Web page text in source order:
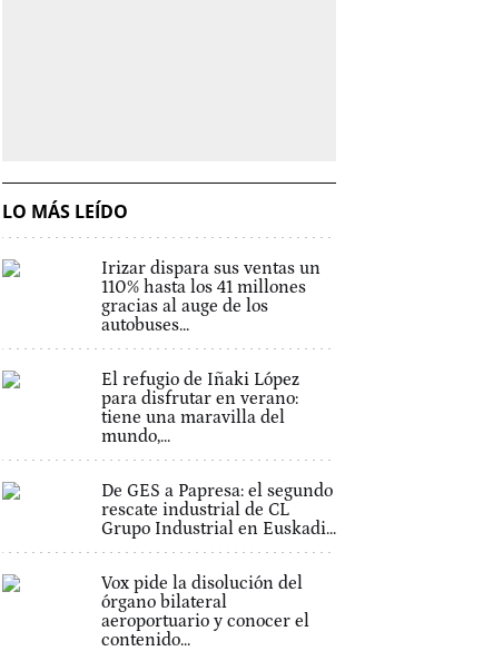
LO MÁS LEÍDO
Irizar dispara sus ventas un
110% hasta los 41 millones
gracias al auge de los
autobuses...
El refugio de Iñaki López
para disfrutar en verano:
tiene una maravilla del
mundo,...
De GES a Papresa: el segundo
rescate industrial de CL
Grupo Industrial en Euskadi...
Vox pide la disolución del
órgano bilateral
aeroportuario y conocer el
contenido...